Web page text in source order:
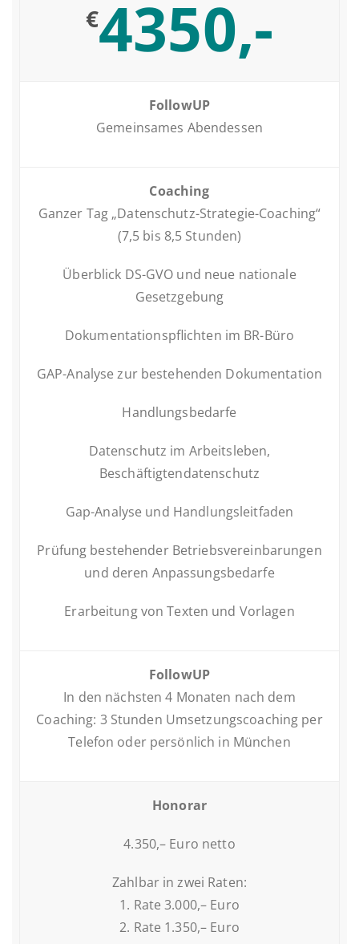
€4350,-
FollowUP
Ge­mein­sa­mes Abendessen
Coaching
Ganzer Tag „Daten­schutz-Stra­te­gie-Coaching“
(7,5 bis 8,5 Stunden)
Über­blick DS-GVO und neue na­tio­na­le
Gesetzgebung
Do­ku­men­ta­ti­ons­pflich­ten im BR-Büro
GAP-Analyse zur be­stehen­den Dokumentation
Hand­lungs­be­dar­fe
Daten­schutz im Ar­beits­le­ben,
Beschäftigtendatenschutz
Gap-Analyse und Handlungsleitfaden
Prüfung be­stehen­der Be­triebs­ver­ein­ba­run­gen
und deren Anpassungsbedarfe
Er­ar­bei­tung von Texten und Vorlagen
FollowUP
In den nächs­ten 4 Monaten nach dem
Coaching: 3 Stunden Um­set­zungs­coa­ching per
Telefon oder per­sön­lich in München
Honorar
4.350,– Euro netto
Zahlbar in zwei Raten:
1. Rate 3.000,– Euro
2. Rate 1.350,– Euro